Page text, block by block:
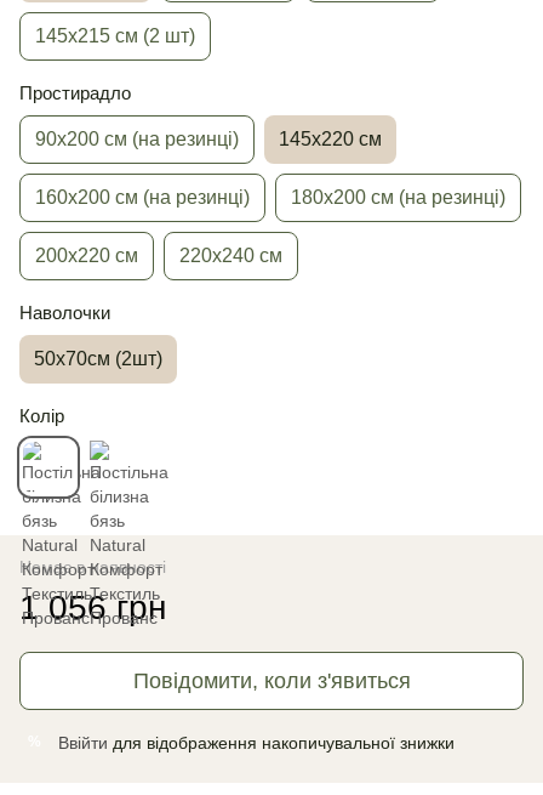
145х215 см (2 шт)
Простирадло
90х200 см (на резинці) 145х220 см
160х200 см (на резинці) 180х200 см (на резинці)
200х220 см 220х240 см
Наволочки
50х70см (2шт)
Колір
Немає в наявності
1 056 грн
Повідомити, коли з'явиться
Ввійти для відображення накопичувальної знижки